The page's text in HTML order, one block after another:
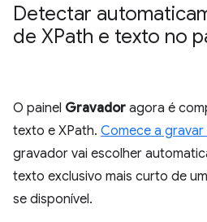
Detectar
de XPath e texto no
O painel Gravador agora é
texto e XPath. Comece a
gravador vai escolher
texto exclusivo mais curto de
se disponível.